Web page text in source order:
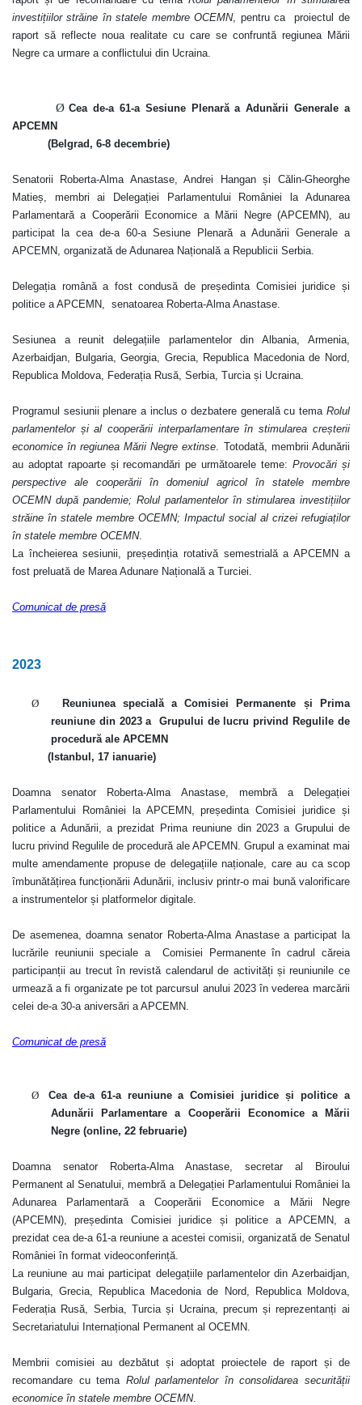
investițiilor străine în statele membre OCEMN, pentru ca
proiectul de
raport să reflecte noua realitate cu care se confruntă regiunea Mării
Negre ca urmare a conflictului din Ucraina.
Ø Cea de-a 61-a Sesiune Plenară a Adunării Generale a
APCEMN
(Belgrad, 6-8 decembrie)
Senatorii
Roberta-Alma Anastase, Andrei Hangan și Călin-Gheorghe
Matieș, membri ai Delegației Parlamentului României la Adunarea
Parlamentară a Cooperării Economice a Mării Negre (APCEMN), au
participat la cea de-a 60-a Sesiune Plenară a Adunării Generale a
APCEMN, organizată de Adunarea Națională a Republicii Serbia.
Delegația română a fost condusă de președinta Comisiei juridice și
politice a APCEMN, senatoarea Roberta-Alma Anastase.
Sesiunea a reunit delegațiile parlamentelor din Albania, Armenia,
Azerbaidjan, Bulgaria, Georgia, Grecia, Republica Macedonia de Nord,
Republica Moldova, Federația Rusă, Serbia, Turcia și Ucraina.
Programul sesiunii plenare a inclus o dezbatere generală cu tema Rolul
parlamentelor și al cooperării interparlamentare în stimularea creșterii
economice în regiunea Mării Negre extinse. Totodată, membrii Adunării
au adoptat rapoarte și recomandări pe următoarele teme: Provocări și
perspective ale cooperării în domeniul agricol în statele membre
OCEMN după pandemie; Rolul parlamentelor în stimularea investițiilor
străine în statele membre OCEMN; Impactul social al crizei refugiaților
în statele membre OCEMN.
La încheierea sesiunii, președinția rotativă semestrială a APCEMN a
fost preluată de Marea Adunare Națională a Turciei.
Comunicat de presă
2023
Ø
Reuniunea specială a Comisiei Permanente și Prima
reuniune din 2023 a Grupului de lucru privind Regulile de
procedură ale APCEMN
(Istanbul, 17 ianuarie)
Doamna senator Roberta-Alma Anastase, membră a Delegației
Parlamentului României la APCEMN, președinta Comisiei juridice și
politice a Adunării, a prezidat Prima reuniune din 2023 a Grupului de
lucru privind Regulile de procedură ale APCEMN. Grupul a examinat mai
multe amendamente propuse de delegațiile naționale, care au ca scop
îmbunătățirea funcționării Adunării, inclusiv printr-o mai bună valorificare
a instrumentelor și platformelor digitale.
De asemenea, doamna senator Roberta-Alma Anastase a participat la
lucrările reuniunii speciale a Comisiei Permanente în cadrul căreia
participanții au trecut în revistă calendarul de activități și reuniunile ce
urmează a fi organizate pe tot parcursul anului 2023 în vederea marcării
celei de-a 30-a aniversări a APCEMN.
Comunicat de presă
Ø Cea de-a 61-a reuniunea Comisiei juridice și politice a
Adunării Parlamentare a Cooperării Economice a Mării
Negre (online, 22 februarie)
Doamna senator Roberta-Alma Anastase, secretar al Biroului
Permanent al Senatului,membră a Delegației Parlamentului României la
Adunarea Parlamentară a Cooperării Economice a Mării Negre
(APCEMN), președinta Comisiei juridice și politice a APCEMN, a
prezidat cea de-a 61-a reuniune a acestei comisii, organizată de Senatul
României în format videoconferință.
La reuniune au mai participat delegațiile parlamentelor din Azerbaidjan,
Bulgaria, Grecia, Republica Macedonia de Nord, Republica Moldova,
Federația Rusă, Serbia, Turcia și Ucraina, precum și reprezentanți ai
Secretariatului Internațional Permanent al OCEMN.
Membrii comisiei au dezbătut și adoptat proiectele de raport și de
recomandare cu tema Rolul parlamentelor în consolidarea securității
economice în statele membre OCEMN.